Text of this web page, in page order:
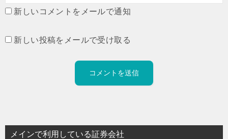
新しいコメントをメールで通知
新しい投稿をメールで受け取る
メインで利用している証券会社